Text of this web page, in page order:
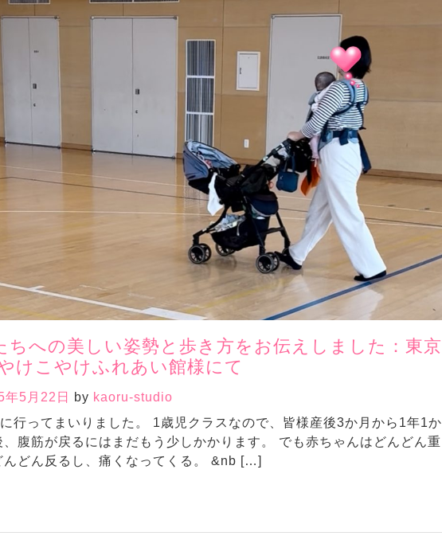
ちへの美しい姿勢と歩き方をお伝えしました：東京
けこやけふれあい館様にて
年5月22日 by kaoru-studio
行ってまいりました。 1歳児クラスなので、皆様産後3か月から1年1か
、腹筋が戻るにはまだもう少しかかります。 でも赤ちゃんはどんどん重
んどん反るし、痛くなってくる。 &nb […]